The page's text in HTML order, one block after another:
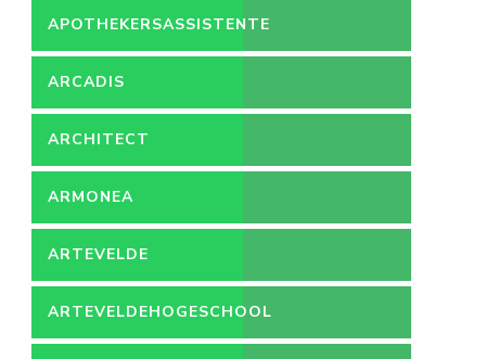
APOTHEKERSASSISTENTE
ARCADIS
ARCHITECT
ARMONEA
ARTEVELDE
ARTEVELDEHOGESCHOOL